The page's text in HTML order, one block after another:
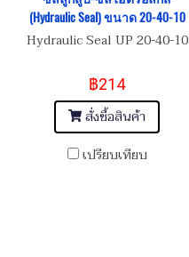
(Hydraulic Seal) ขนาด 20-40-10
Hydraulic Seal UP 20-40-10
฿214
สั่งซื้อสินค้า
เปรียบเทียบ